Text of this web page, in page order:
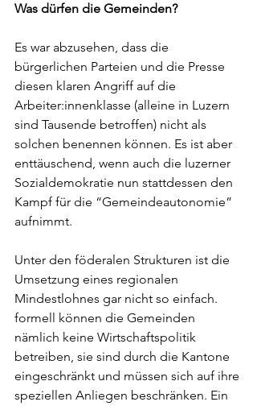
Was dürfen die Gemeinden?
Es war abzusehen, dass die
bürgerlichen Parteien und die Presse
diesen klaren Angriff auf die
Arbeiter:innenklasse (alleine in Luzern
sind Tausende betroffen) nicht als
solchen benennen können. Es ist aber
enttäuschend, wenn auch die luzerner
Sozialdemokratie nun stattdessen den
Kampf für die “Gemeindeautonomie”
aufnimmt.
Unter den föderalen Strukturen ist die
Umsetzung eines regionalen
Mindestlohnes gar nicht so einfach.
formell können die Gemeinden
nämlich keine Wirtschaftspolitik
betreiben, sie sind durch die Kantone
eingeschränkt und müssen sich auf ihre
speziellen Anliegen beschränken. Ein